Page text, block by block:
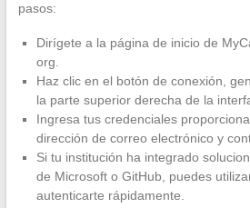
pasos:
Dirígete a la página de inicio de
org.
Haz clic en el botón de conexión,
la parte superior derecha de la
Ingresa tus credenciales
dirección de correo electrónico y
Si tu institución ha integrado
de Microsoft o GitHub, puedes
autenticarte rápidamente.